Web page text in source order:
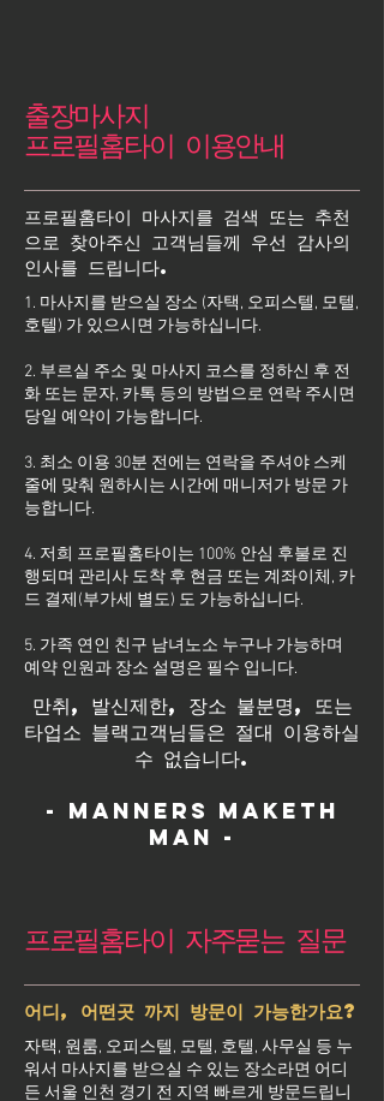
출장마사지
프로필홈타이 이용안내
프로필홈타이 마사지를 검색 또는 추천
으로 찾아주신 고객님들께 우선 감사의
인사를 드립니다.
1. 마사지를 받으실 장소 (자택, 오피스텔, 모텔,
호텔) 가 있으시면 가능하십니다.
2. 부르실 주소 및 마사지 코스를 정하신 후 전
화 또는 문자, 카톡 등의 방법으로 연락 주시면
당일 예약이 가능합니다.
3. 최소 이용 30분 전에는 연락을 주셔야 스케
줄에 맞춰 원하시는 시간에 매니저가 방문 가
능합니다.
4. 저희 프로필홈타이는 100% 안심 후불로 진
행되며 관리사 도착 후 현금 또는 계좌이체, 카
드 결제(부가세 별도) 도 가능하십니다.
5. 가족 연인 친구 남녀노소 누구나 가능하며
예약 인원과 장소 설명은 필수 입니다.
만취, 발신제한, 장소 불분명, 또는
타업소 블랙고객님들은 절대 이용하실
수 없습니다.
- Manners maketh
man -
프로필홈타이 자주묻는 질문
어디, 어떤곳 까지 방문이 가능한가요?
자택, 원룸, 오피스텔, 모텔, 호텔, 사무실 등 누
워서 마사지를 받으실 수 있는 장소라면 어디
든 서울 인천 경기 전 지역 빠르게 방문드립니